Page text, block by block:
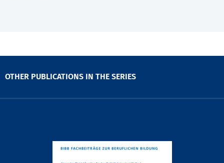
OTHER PUBLICATIONS IN THE SERIES